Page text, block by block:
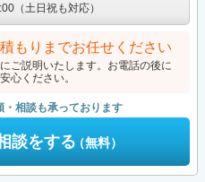
（土日祝も対応）
もりまでお任せください
ご説明いたします。お電話の後に
心ください。
相談も承っております
談をする（無料）